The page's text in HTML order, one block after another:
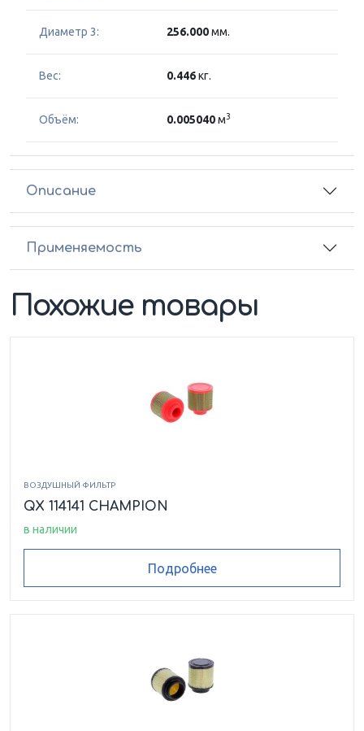
Диаметр 3: 256.000мм.
Вес: 0.446кг.
Объём: 0.005040м3
Описание
Применяемость
Похожие товары
ВОЗДУШНЫЙ ФИЛЬТР
QX 114141 CHAMPION
в наличии
Подробнее